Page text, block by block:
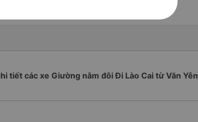
hàng).
tiết các xe Giường nằm đôi Đi Lào Cai từ Văn Yên